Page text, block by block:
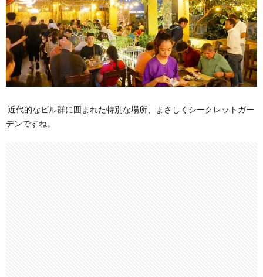
近代的なビル群に囲まれた特別な場所、まさしくシークレットガー
デンですね。